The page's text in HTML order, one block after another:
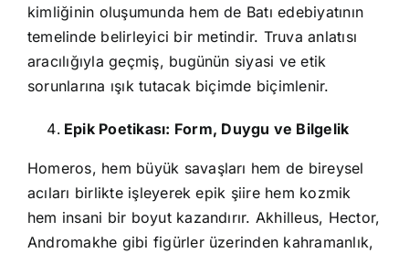
kimliğinin oluşumunda hem de Batı edebiyatının
temelinde belirleyici bir metindir. Truva anlatısı
aracılığıyla geçmiş, bugünün siyasi ve etik
sorunlarına ışık tutacak biçimde biçimlenir.
Epik Poetikası: Form, Duygu ve Bilgelik
Homeros, hem büyük savaşları hem de bireysel
acıları birlikte işleyerek epik şiire hem kozmik
hem insani bir boyut kazandırır. Akhilleus, Hector,
Andromakhe gibi figürler üzerinden kahramanlık,